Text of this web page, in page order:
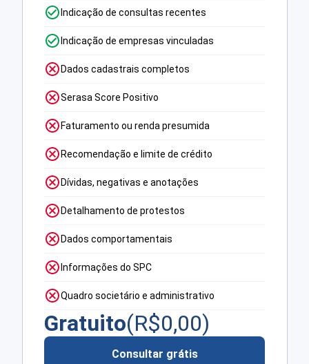
Indicação de consultas recentes
Indicação de empresas vinculadas
Dados cadastrais completos
Serasa Score Positivo
Faturamento ou renda presumida
Recomendação e limite de crédito
Dívidas, negativas e anotações
Detalhamento de protestos
Dados comportamentais
Informações do SPC
Quadro societário e administrativo
Gratuito(R$0,00)
Consultar grátis